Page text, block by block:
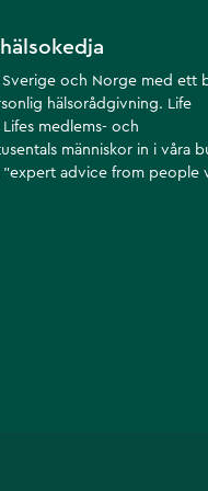
Sverige och Norge med ett
hälsorådgivning. Life
medlems- och
människor in i våra
advice from people